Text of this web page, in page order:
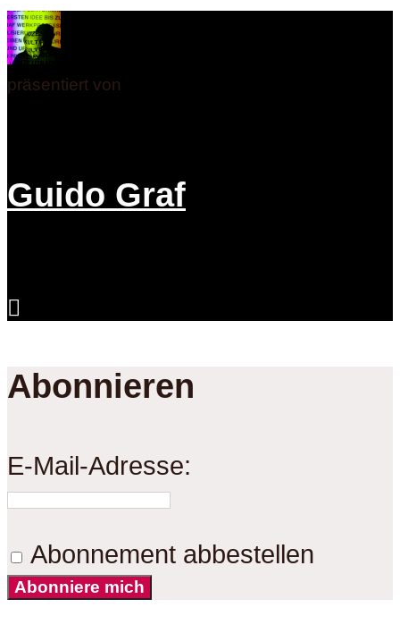
präsentiert von
Guido Graf
Abonnieren
E-Mail-Adresse:
Abonnement abbestellen
Abonniere mich